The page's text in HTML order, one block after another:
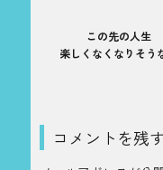
この先の人生
楽しくなくなりそう
コメントを残